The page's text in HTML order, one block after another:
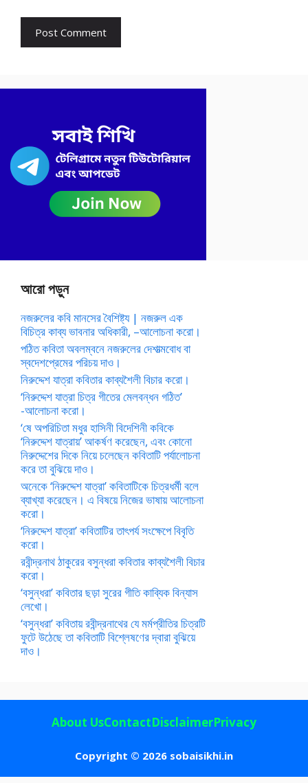
আরো পড়ুন
নজরুলের কবি মানসের বৈশিষ্ট্য | নজরুল এক
বিচিত্র কাব্য ভাবনার অধিকারী, –আলোচনা করো।
পঠিত কবিতা অবলম্বনে নজরুলের দেশাত্মবোধ বা
স্বদেশপ্রেমের পরিচয় দাও।
নিরুদ্দেশ যাত্রা কবিতার কাব্যশৈলী বিচার করো।
‘নিরুদ্দেশ যাত্রা চিত্র গীতের মেলবন্ধন গঠিত’
-আলোচনা করো।
‘ষে অপরিচিতা মধুর হাসিনী বিদেশিনী কবিকে
‘নিরুদ্দেশ যাত্রায়’ আকর্ষণ করেছেন, এবং কোনো
নিরুদ্দেশের দিকে নিয়ে চলেছেন কবিতাটি পর্যালোচনা
করে তা বুঝিয়ে দাও।
অনেকে ‘নিরুদ্দেশ যাত্রা’ কবিতাটিকে চিত্রধর্মী বলে
ব্যাখ্যা করেছেন। এ বিষয়ে নিজের ভাষায় আলোচনা
করো।
‘নিরুদ্দেশ যাত্রা’ কবিতাটির তাৎপর্য সংক্ষেপে বিবৃতি
করো।
রবীন্দ্রনাথ ঠাকুরের বসুন্ধরা কবিতার কাব্যশৈলী বিচার
করো।
‘বসুন্ধরা’ কবিতার ছড়া সুরের গীতি কাব্যিক বিন্যাস
লেখো।
‘বসুন্ধরা’ কবিতায় রবীন্দ্রনাথের যে মর্মপ্রীতির চিত্রটি
ফুটে উঠেছে তা কবিতাটি বিশ্লেষণের দ্বারা বুঝিয়ে
দাও।
Copyright © 2026 sobaisikhi.in
About UsContactDisclaimerPrivacy